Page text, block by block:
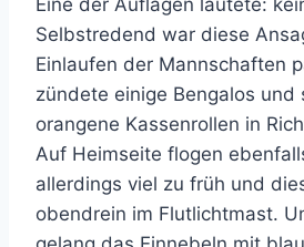
Selbstredend war diese
Einlaufen der Mannschaften
zündete einige Bengalos und
orangene Kassenrollen in
Auf Heimseite flogen
allerdings viel zu früh und
obendrein im Flutlichtmast.